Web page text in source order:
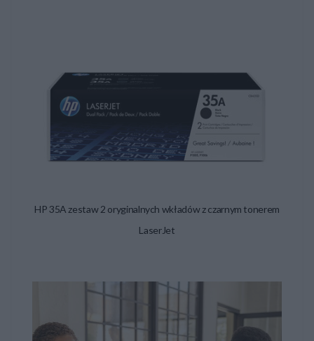
Tonery HP zapewniają wysoką jakość wydruku, oferując
ostre, wyraźne teksty oraz wysokiej jakości obrazy czy
grafiki. Są one opracowane w taki sposób, aby zapewnić
spójność i trwałość wydruków.
poprawnie zamontować toner w drukarce.
są testowane i dostosowane do konkretnych modeli
drukarek, co gwarantuje ich kompatybilność i
niezawodność.
HP 35A zestaw 2 oryginalnych wkładów z czarnym tonerem
LaserJet